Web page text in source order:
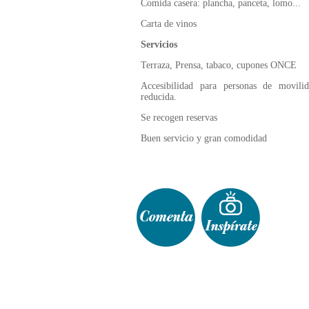
Comida casera: plancha, panceta, lomo...
Carta de vinos
Servicios
Terraza, Prensa, tabaco, cupones ONCE
Accesibilidad para personas de
reducida.
Se recogen reservas
Buen servicio y gran comodidad